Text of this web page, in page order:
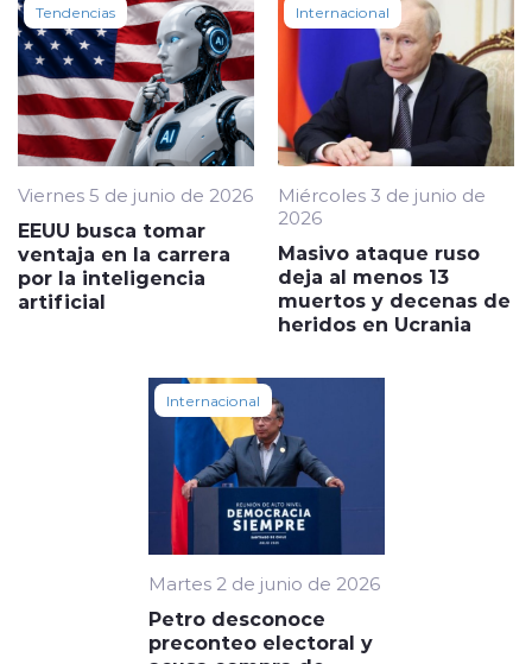
Tendencias
Viernes 5 de junio de 2026
EEUU busca tomar
ventaja en la carrera
por la inteligencia
artificial
Internacional
Miércoles 3 de junio de
2026
Masivo ataque ruso
deja al menos 13
muertos y decenas de
heridos en Ucrania
Internacional
Martes 2 de junio de 2026
Petro desconoce
preconteo electoral y